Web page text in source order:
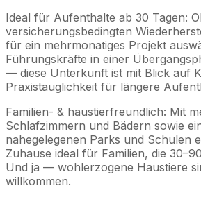
Ideal für Aufenthalte ab 30 Tagen:
versicherungsbedingten
für ein mehrmonatiges Projekt
Führungskräfte in einer
— diese Unterkunft ist mit Blick auf
Praxistauglichkeit für längere
Familien- & haustierfreundlich: Mit
Schlafzimmern und Bädern sowie
nahegelegenen Parks und Schulen
Zuhause ideal für Familien, die
Und ja — wohlerzogene Haustiere
willkommen.